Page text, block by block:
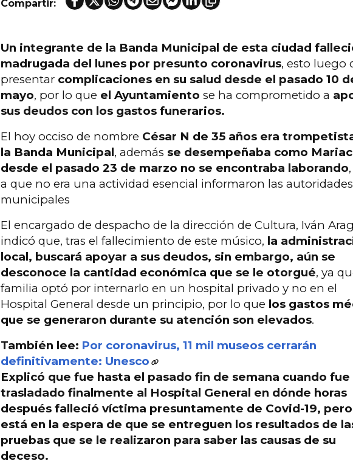
Compartir:
Un integrante de la Banda Municipal de esta ciudad
madrugada del lunes por presunto coronavirus, esto luego
presentar complicaciones en su salud desde el pasado 10
mayo, por lo que el Ayuntamiento se ha comprometido a
sus deudos con los gastos funerarios.
El hoy occiso de nombre César N de 35 años era
la Banda Municipal, además se desempeñaba como
desde el pasado 23 de marzo no se encontraba laborando
a que no era una actividad esencial informaron las autoridades
municipales
El encargado de despacho de la dirección de Cultura, Iván
indicó que, tras el fallecimiento de este músico, la
local, buscará apoyar a sus deudos, sin embargo, aún se
desconoce la cantidad económica que se le otorgué, ya
familia optó por internarlo en un hospital privado y no en el
Hospital General desde un principio, por lo que los gastos
que se generaron durante su atención son elevados.
También lee: Por coronavirus, 11 mil museos cerrarán
definitivamente: Unesco
Explicó que fue hasta el pasado fin de semana cuando fue
trasladado finalmente al Hospital General en dónde horas
después falleció víctima presuntamente de Covid-19,
está en la espera de que se entreguen los resultados de
pruebas que se le realizaron para saber las causas de su
deceso.